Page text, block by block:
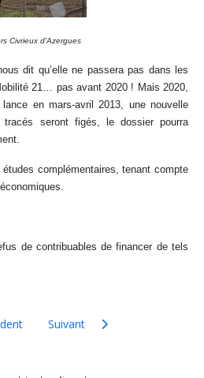
Civrieux d'Azergues
dit qu’elle ne passera pas dans les
21… pas avant 2020 ! Mais 2020,
en mars-avril 2013, une nouvelle
tracés seront figés, le dossier pourra
complémentaires, tenant compte
de contribuables de financer de tels
: Lu dans la presse- 2013- octobre
Article suivant : Lu dans la
Suivant